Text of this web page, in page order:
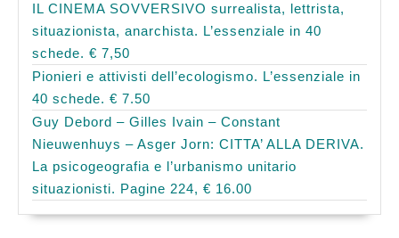
IL CINEMA SOVVERSIVO surrealista, lettrista,
situazionista, anarchista. L’essenziale in 40
schede. € 7,50
Pionieri e attivisti dell’ecologismo. L’essenziale in
40 schede. € 7.50
Guy Debord – Gilles Ivain – Constant
Nieuwenhuys – Asger Jorn: CITTA’ ALLA DERIVA.
La psicogeografia e l’urbanismo unitario
situazionisti. Pagine 224, € 16.00